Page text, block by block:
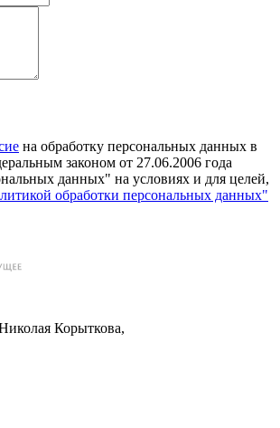
на обработку персональных данных в
законом от 27.06.2006 года
данных" на условиях и для целей,
обработки персональных данных"
Корыткова,